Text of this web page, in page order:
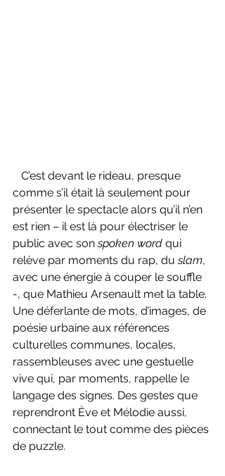
comme s’il était là seulement pour
présenter le spectacle alors qu’il n’en
est rien – il est là pour électriser le
public avec son spoken word qui
relève par moments du rap, du slam,
avec une énergie à couper le souffle
-, que Mathieu Arsenault met la table.
Une déferlante de mots, d’images, de
poésie urbaine aux références
culturelles communes, locales,
rassembleuses avec une gestuelle
vive qui, par moments, rappelle le
langage des signes. Des gestes que
reprendront Ève et Mélodie aussi,
connectant le tout comme des pièces
de puzzle.